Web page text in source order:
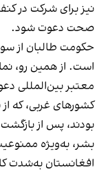
نیز برای شرکت در
صحت دعوت شود.
حکومت طالبان از
است. از همین رو،
معتبر بین‌المللی
کشورهای غربی، که
بودند، پس از
بشر، به‌ویژه
افغانستان به‌شدت